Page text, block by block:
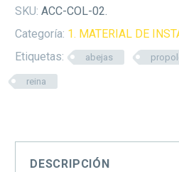
SKU: ACC-COL-02.
Categoría: 1. MATERIAL DE
Etiquetas:
abejas
reina
DESCRIPCIÓN